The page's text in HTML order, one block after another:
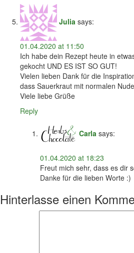
Julia says:
01.04.2020 at 11:50
Ich habe dein Rezept heute in
gekocht UND ES IST SO GUT!
Vielen lieben Dank für die
dass Sauerkraut mit normalen
Viele liebe Grüße
Reply
Carla says:
01.04.2020 at 18:23
Freut mich sehr, dass es dir
Danke für die lieben Worte :)
Hinterlasse einen